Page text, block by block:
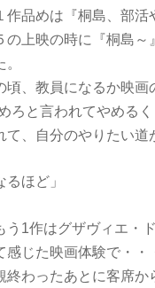
作品めは『桐島、部活
の上映の時に『桐島
頃、教員になるか映
ろと言われてやめる
て、自分のやりたい道
ほど」
う1作はグザヴィエ・
感じた映画体験で・・
終わったあとに客席か